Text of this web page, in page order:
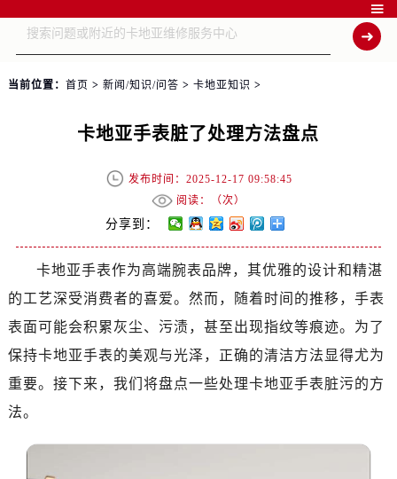

当前位置： 首页 > 新闻/知识/问答 > 卡地亚知识 >
卡地亚手表脏了处理方法盘点
发布时间：2025-12-17 09:58:45
阅读：（次）
分享到：
卡地亚手表作为高端腕表品牌，其优雅的设计和精湛
的工艺深受消费者的喜爱。然而，随着时间的推移，手表
表面可能会积累灰尘、污渍，甚至出现指纹等痕迹。为了
保持卡地亚手表的美观与光泽，正确的清洁方法显得尤为
重要。接下来，我们将盘点一些处理卡地亚手表脏污的方
法。